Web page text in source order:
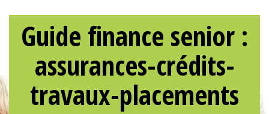
Guide finance senior :
assurances-crédits-
travaux-placements